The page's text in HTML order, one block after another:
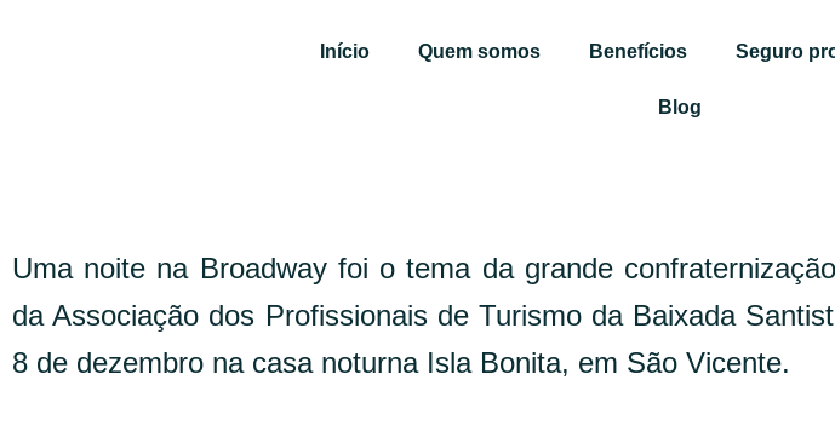
Início Quem somos Benefícios Seguro
Blog
Uma noite na Broadway foi o tema da grande
da Associação dos Profissionais de Turismo da Baixada
8 de dezembro na casa noturna Isla Bonita, em São Vicente.